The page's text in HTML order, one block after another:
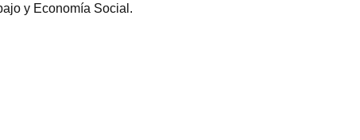
y Economía Social.